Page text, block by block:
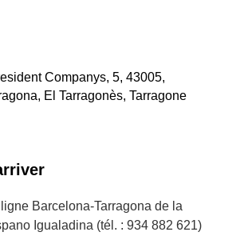
Companys, 5, 43005,
El Tarragonès, Tarragone
Barcelona-Tarragona de la
Igualadina (tél. : 934 882 621)